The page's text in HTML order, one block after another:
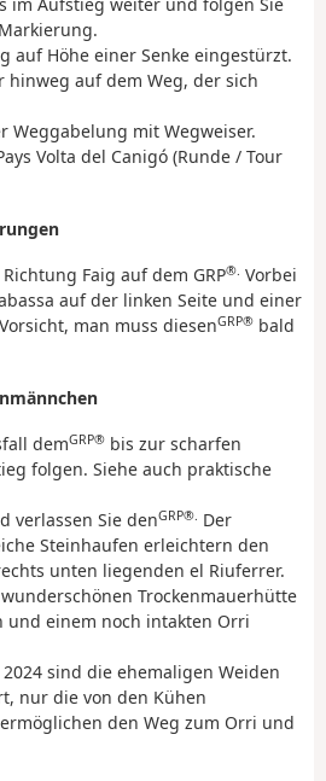
im Aufstieg weiter und folgen Sie
auf Höhe einer Senke eingestürzt.
hinweg auf dem Weg, der sich
Weggabelung mit Wegweiser.
Volta del Canigó (Runde / Tour
Faig auf dem GRP®. Vorbei
auf der linken Seite und einer
man muss diesenGRP® bald
demGRP® bis zur scharfen
folgen. Siehe auch praktische
verlassen Sie denGRP®. Der
Steinhaufen erleichtern den
unten liegenden el Riuferrer.
Trockenmauerhütte
und einem noch intakten Orri
2024 sind die ehemaligen Weiden
nur die von den Kühen
den Weg zum Orri und